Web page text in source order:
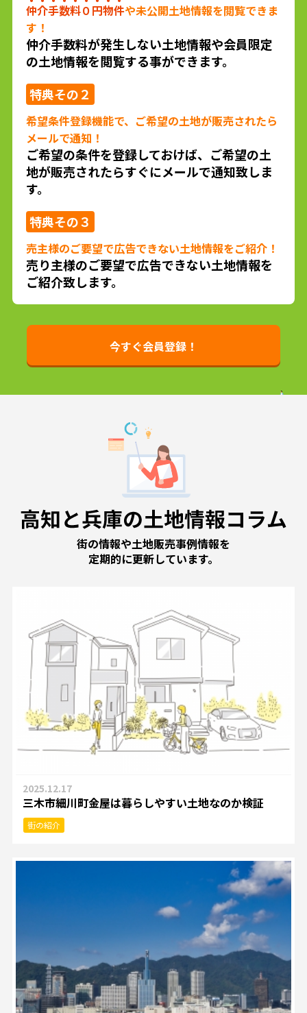
仲介手数料０円物件や未公開土地情報を閲覧できま
す！
仲介手数料が発生しない土地情報や会員限定
の土地情報を閲覧する事ができます。
特典その２
希望条件登録機能で、ご希望の土地が販売されたら
メールで通知！
ご希望の条件を登録しておけば、ご希望の土
地が販売されたらすぐにメールで通知致しま
す。
特典その３
売主様のご要望で広告できない土地情報をご紹介！
売り主様のご要望で広告できない土地情報を
ご紹介致します。
今すぐ会員登録！
街の情報や土地販売事例情報を
定期的に更新しています。
2025.12.17
三木市細川町金屋は暮らしやすい土地なのか検証
街の紹介